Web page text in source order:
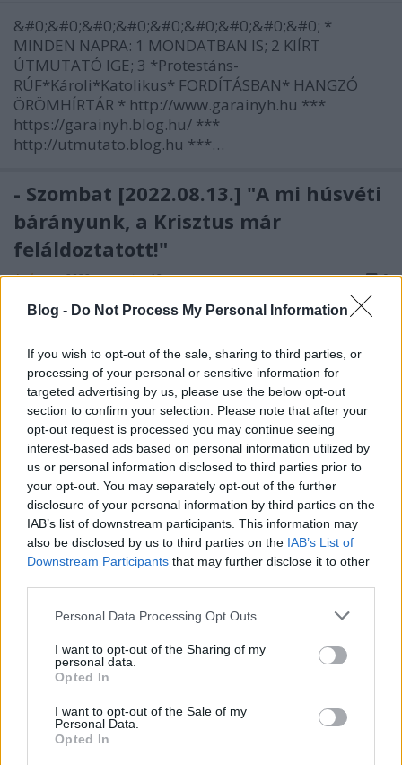
Blog - Do Not Process My Personal Information
If you wish to opt-out of the sale, sharing to third parties, or
processing of your personal or sensitive information for
targeted advertising by us, please use the below opt-out
section to confirm your selection. Please note that after your
opt-out request is processed you may continue seeing
interest-based ads based on personal information utilized by
us or personal information disclosed to third parties prior to
your opt-out. You may separately opt-out of the further
disclosure of your personal information by third parties on the
IAB’s list of downstream participants. This information may
also be disclosed by us to third parties on the IAB’s List of
Downstream Participants that may further disclose it to other
Please note that this website/app uses one or more Google
not limited to your visit or usage behaviour. You may click to
grant or deny consent to Google and its third-party tags to
use your data for below specified purposes in below Google
consent section.
Personal Data Processing Opt Outs
I want to opt-out of the Sharing of my
personal data.
Opted In
I want to opt-out of the Sale of my
Personal Data.
Opted In
&#0;&#0;&#0;&#0;&#0;&#0;&#0;&#0;&#0; *
MINDEN NAPRA: 1 MONDATBAN IS; 2 KIÍRT
ÚTMUTATÓ IGE; 3 *Protestáns-
RÚF*Károli*Katolikus* FORDÍTÁSBAN* HANGZÓ
ÖRÖMHÍRTÁR * http://www.garainyh.hu ***
https://garainyh.blog.hu/ ***
http://utmutato.blog.hu ***…
- Szombat [2022.08.13.] "A mi húsvéti
bárányunk, a Krisztus már
feláldoztatott!"
Andreas•2022. augusztus 13. 0
&#0;&#0;&#0;&#0;&#0;&#0;&#0;&#0;&#0; *
MINDEN NAPRA: 1 MONDATBAN IS; 2 KIÍRT
ÚTMUTATÓ IGE; 3*Protestáns-
RÚF*Károli*Katolikus*FORDÍTÁSBAN*HANGZÓ
ÖRÖMHÍRTÁR* http://www.garainyh.hu ***
https://garainyh.blog.hu/ ***
http://utmutato.blog.hu ***…
- Péntek [2020.04.10.] "Igaz szolgám...
önként ment a halálba,... sokak
vétkét vállalta magára!"
* MINDEN NAPRA: 1 MONDATBAN IS; 2 KIÍRT
ÚTMUTATÓ IGE; 3*Protestáns-
RÚF*Károli*Katolikus*FORDÍTÁSBAN*HANGZÓ
ÖRÖMHÍRTÁR* http://www.garainyh.hu ***
https://garainyh.blog.hu/ ***
http://utmutato.blog.hu ***
http://www.garainyh.hu/utmutato/utmutato.htm